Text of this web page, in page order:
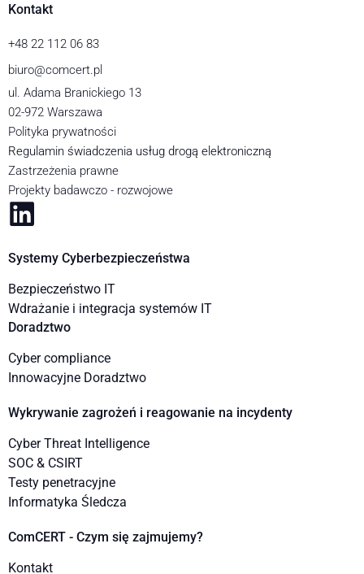
Kontakt
+48 22 112 06 83
biuro@comcert.pl
ul. Adama Branickiego 13
02-972 Warszawa
Polityka prywatności
Regulamin świadczenia usług drogą elektroniczną
Zastrzeżenia prawne
Projekty badawczo - rozwojowe
Systemy Cyberbezpieczeństwa
Bezpieczeństwo IT
Wdrażanie i integracja systemów IT
Doradztwo
Cyber compliance
Innowacyjne Doradztwo
Wykrywanie zagrożeń i reagowanie na incydenty
Cyber Threat Intelligence
SOC & CSIRT
Testy penetracyjne
Informatyka Śledcza
ComCERT - Czym się zajmujemy?
Kontakt